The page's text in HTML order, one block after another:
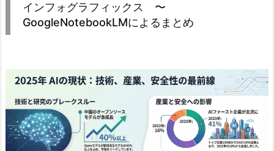
インフォグラフィックス 〜
GoogleNotebookLMによるまとめ